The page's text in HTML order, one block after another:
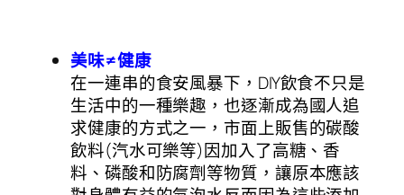
美味≠健康
在一連串的食安風暴下，DIY飲食不只是
生活中的一種樂趣，也逐漸成為國人追
求健康的方式之一，市面上販售的碳酸
飲料(汽水可樂等)因加入了高糖、香
料、磷酸和防腐劑等物質，讓原本應該